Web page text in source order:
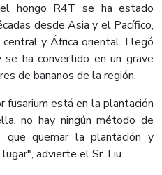
hongo R4T se ha estado
desde Asia y el Pacífico,
y África oriental. Llegó
ha convertido en un grave
de bananos de la región.
fusarium está en la plantación
no hay ningún método de
que quemar la plantación y
advierte el Sr. Liu.